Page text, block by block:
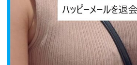
出会い系の攻略法 (11)
ワクワクメール (28)